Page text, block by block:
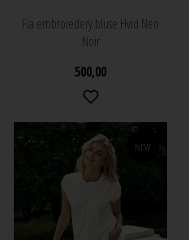
Fia embroiedery bluse Hvid Neo
Noir
500,00
NEW